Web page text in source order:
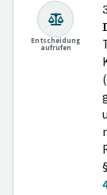
Entscheidung
aufrufen
§